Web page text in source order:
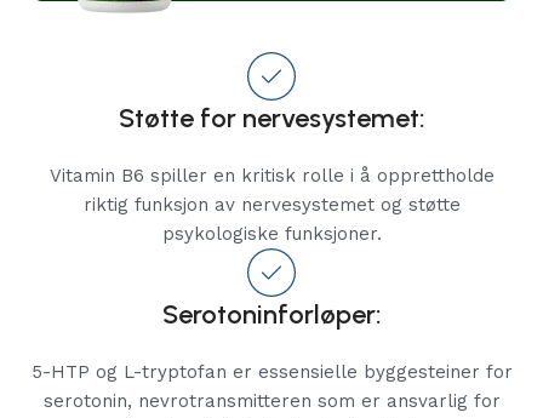
Støtte for nervesystemet:
Vitamin B6 spiller en kritisk rolle i å opprettholde
riktig funksjon av nervesystemet og støtte
psykologiske funksjoner.
Serotoninforløper:
5-HTP og L-tryptofan er essensielle byggesteiner for
serotonin, nevrotransmitteren som er ansvarlig for